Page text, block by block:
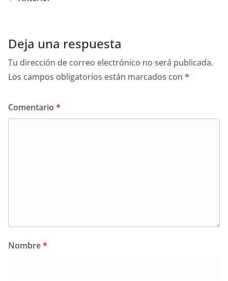
Deja una respuesta
Tu dirección de correo electrónico no será publicada.
Los campos obligatorios están marcados con *
Comentario *
Nombre*